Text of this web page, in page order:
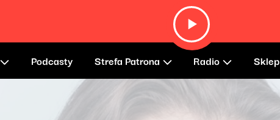
Podcasty Strefa Patrona Radio Sklep